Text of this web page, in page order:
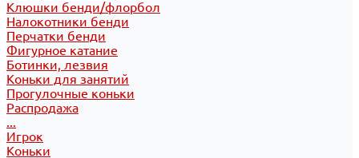
Клюшки бенди/флорбол
Налокотники бенди
Перчатки бенди
Фигурное катание
Ботинки, лезвия
Коньки для занятий
Прогулочные коньки
Распродажа
...
Игрок
Коньки